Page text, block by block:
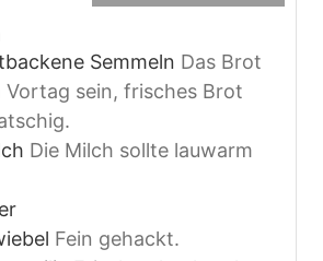
Semmeln Das Brot
Vortag sein, frisches Brot
Die Milch sollte lauwarm
Fein gehackt.